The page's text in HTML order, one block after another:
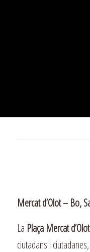
Mercat d’Olot – Bo,
La Plaça Mercat d’Olot
ciutadans i